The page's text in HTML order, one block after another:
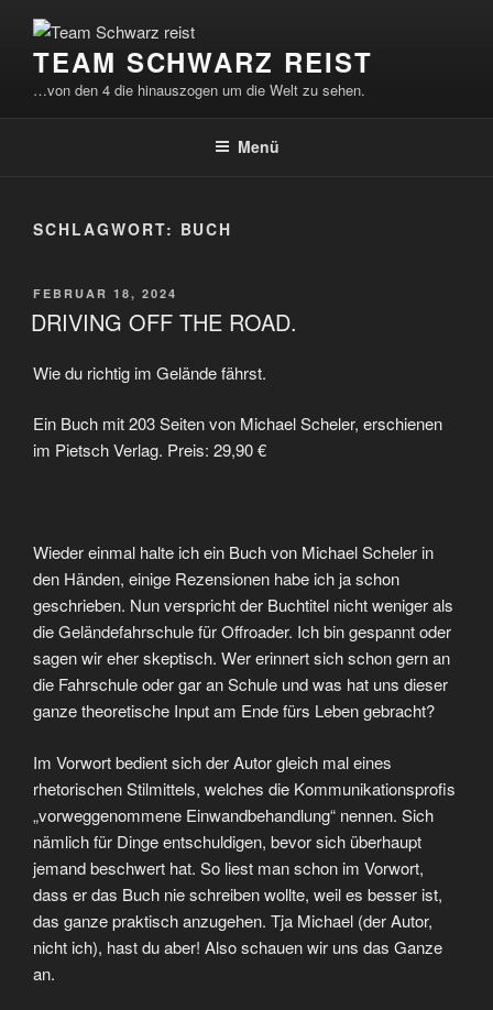
Inhalt
springenTEAM SCHWARZ REIST
…von den 4 die hinauszogen um die Welt zu sehen.
Menü
SCHLAGWORT: BUCH
VERÖFFENTLICHT
AM
FEBRUAR 18, 2024
DRIVING OFF THE ROAD.
Wie du richtig im Gelände fährst.
Ein Buch mit 203 Seiten von Michael Scheler, erschienen
im Pietsch Verlag. Preis: 29,90 €
Wieder einmal halte ich ein Buch von Michael Scheler in
den Händen, einige Rezensionen habe ich ja schon
geschrieben. Nun verspricht der Buchtitel nicht weniger als
die Geländefahrschule für Offroader. Ich bin gespannt oder
sagen wir eher skeptisch. Wer erinnert sich schon gern an
die Fahrschule oder gar an Schule und was hat uns dieser
ganze theoretische Input am Ende fürs Leben gebracht?
Im Vorwort bedient sich der Autor gleich mal eines
rhetorischen Stilmittels, welches die Kommunikationsprofis
„vorweggenommene Einwandbehandlung“ nennen. Sich
nämlich für Dinge entschuldigen, bevor sich überhaupt
jemand beschwert hat. So liest man schon im Vorwort,
dass er das Buch nie schreiben wollte, weil es besser ist,
das ganze praktisch anzugehen. Tja Michael (der Autor,
nicht ich), hast du aber! Also schauen wir uns das Ganze
an.